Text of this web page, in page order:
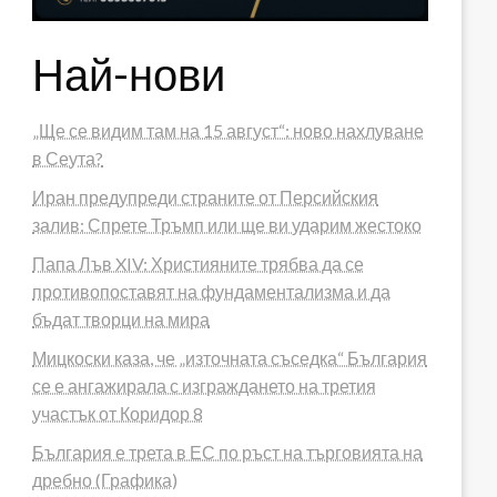
Най-нови
„Ще се видим там на 15 август“: ново нахлуване
в Сеута?
Иран предупреди страните от Персийския
залив: Спрете Тръмп или ще ви ударим жестоко
Папа Лъв XIV: Християните трябва да се
противопоставят на фундаментализма и да
бъдат творци на мира
Мицкоски каза, че „източната съседка“ България
се е ангажирала с изграждането на третия
участък от Коридор 8
България е трета в ЕС по ръст на търговията на
дребно (Графика)